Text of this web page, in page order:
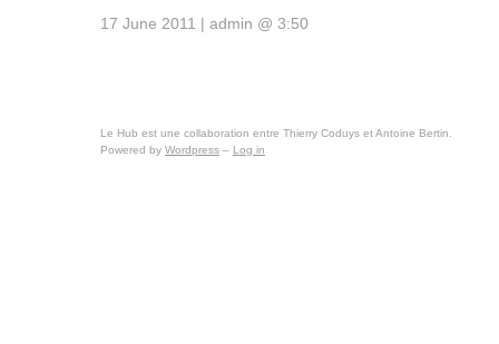
17 June 2011 | admin @ 3:50
Le Hub est une collaboration entre Thierry Coduys et Antoine Bertin.
Powered by Wordpress – Log in